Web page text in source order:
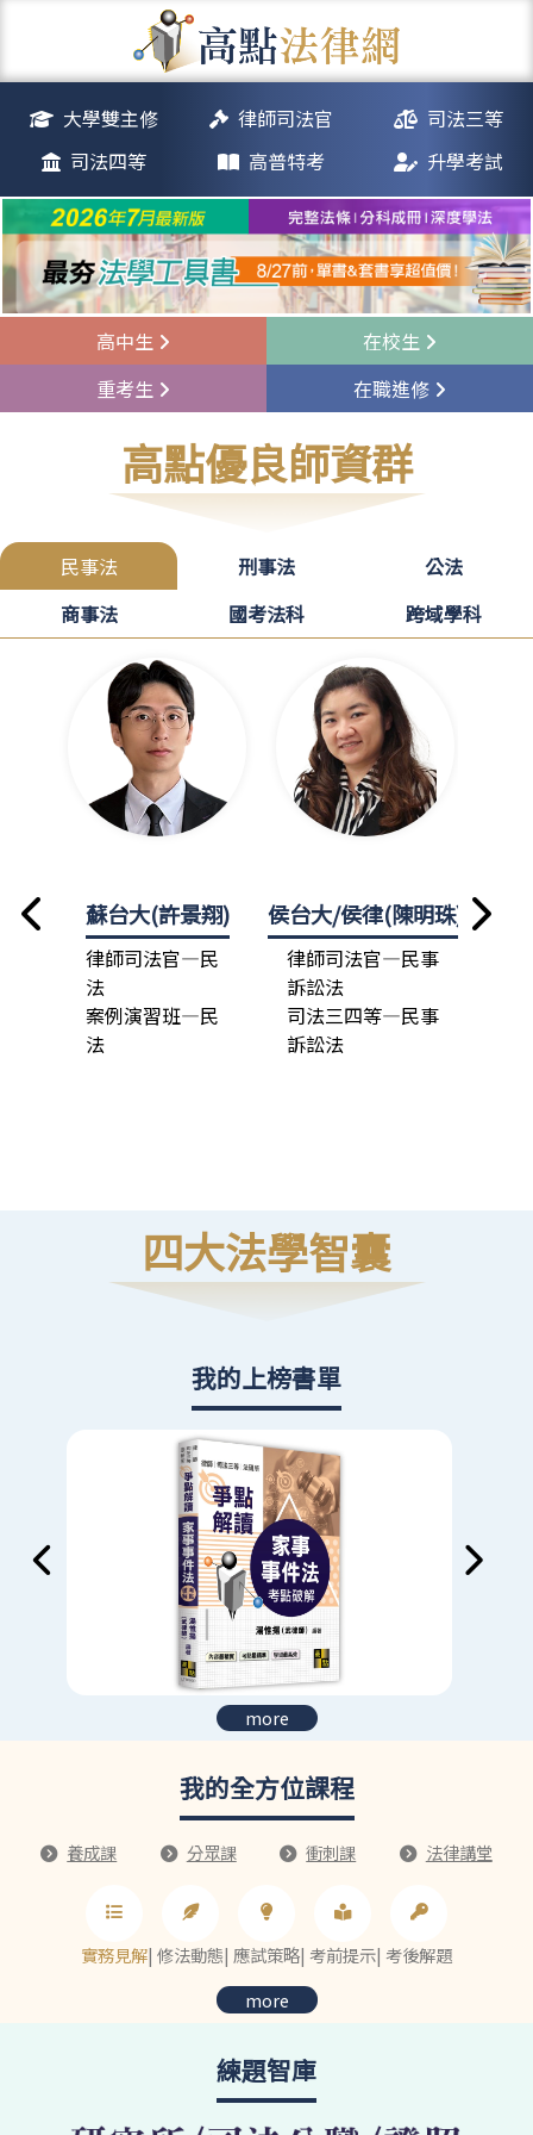
大學雙主修 律師司法官
司法三等
司法四等
高普特考 升學考試
高中生
在校生
重考生
在職進修
高點優良師資群
民事法 刑事法
公法
商事法
國考法科 跨域學科
蘇台大(許景翔)
律師司法官—民
法
案例演習班—民
法
侯台大/侯律(陳明珠)
律師司法官—民事
訴訟法
司法三四等—民事
訴訟法
龍政
四大法學智囊
我的上榜書單
more
我的全方位課程
養成課 分眾課 衝刺課 法律講堂
實務見解| 修法動態| 應試策略| 考前提示| 考後解題
more
練題智庫